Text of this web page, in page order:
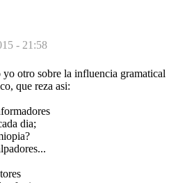
- 21:58
otro sobre la influencia gramatical
que reza asi:
dia;